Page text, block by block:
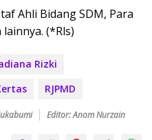
Ahli Bidang SDM, Para
(*Rls)
Rizki
RJPMD
Editor: Anom Nurzain